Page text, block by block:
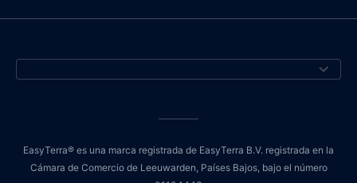
EasyTerra® es una marca registrada de EasyTerra B.V. registrada en la
Cámara de Comercio de Leeuwarden, Países Bajos, bajo el número